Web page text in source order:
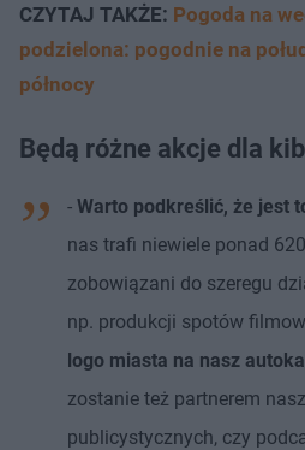
CZYTAJ TAKŻE: Pogoda na
podzielona: pogodnie na
północy
Będą różne akcje dla
- Warto podkreślić, że jest
nas trafi niewiele ponad
zobowiązani do szeregu
np. produkcji spotów
logo miasta na nasz
zostanie też partnerem
publicystycznych, czy